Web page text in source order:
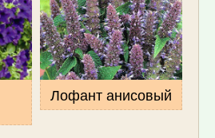
Лофант анисовый